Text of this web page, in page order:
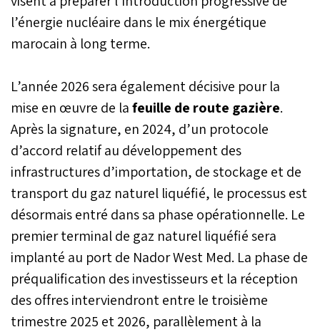
l’énergie nucléaire dans le mix énergétique
marocain à long terme.
L’année 2026 sera également décisive pour la
mise en œuvre de lafeuille de route gazière.
Après la signature, en 2024, d’un protocole
d’accord relatif au développement des
infrastructures d’importation, de stockage et de
transport du gaz naturel liquéfié, le processus est
désormais entré dans sa phase opérationnelle. Le
premier terminal de gaz naturel liquéfié sera
implanté au port de Nador West Med. La phase de
préqualification des investisseurs et la réception
des offres interviendront entre le troisième
trimestre 2025 et 2026, parallèlement à la